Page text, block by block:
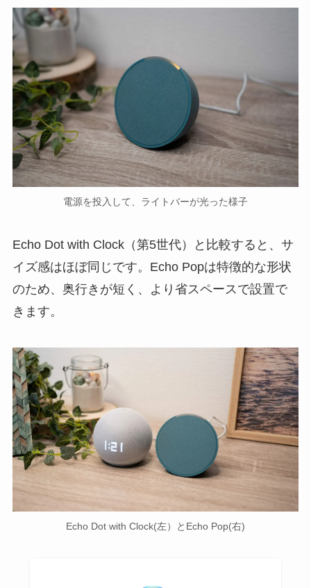
電源を投入して、ライトバーが光った様子
Echo Dot with Clock（第5世代）と比較すると、サ
イズ感はほぼ同じです。Echo Popは特徴的な形状
のため、奥行きが短く、より省スペースで設置で
きます。
Echo Dot with Clock(左）とEcho Pop(右)